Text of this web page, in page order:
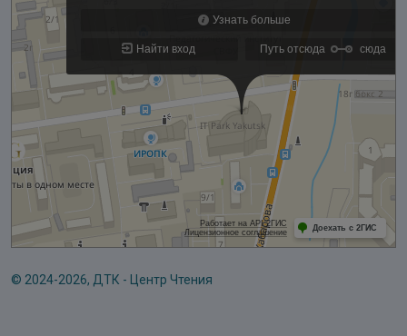
© 2024-2026, ДТК - Центр Чтения